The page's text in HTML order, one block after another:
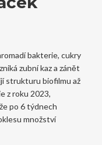
bakterie, cukry
zubní kaz a zánět
strukturu biofilmu až
z roku 2023,
po 6 týdnech
množství